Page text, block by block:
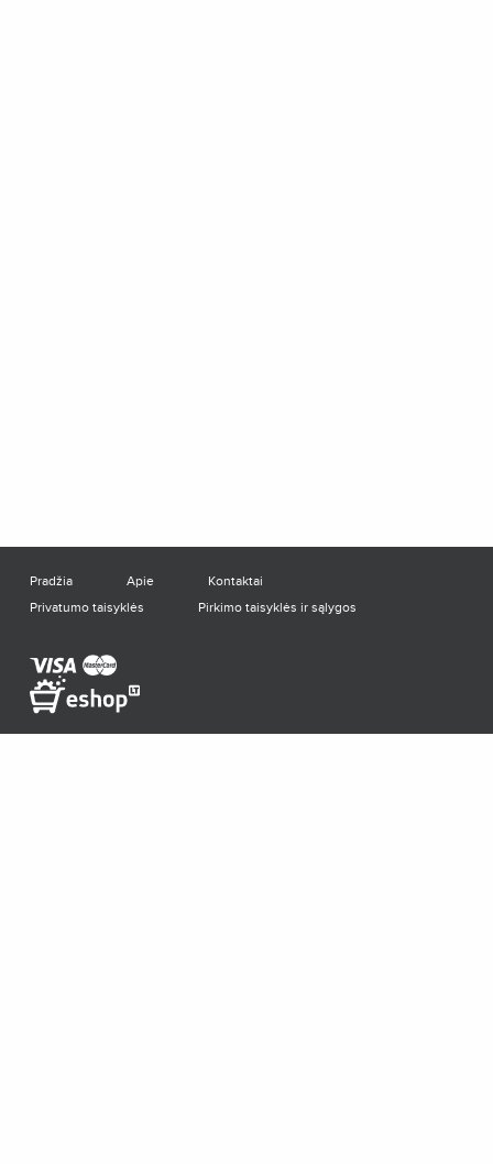
Pradžia Apie
Kontaktai
Privatumo taisyklės
Pirkimo taisyklės ir sąlygos